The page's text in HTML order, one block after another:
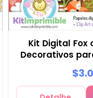
Kit Digital Fox
Decorativos